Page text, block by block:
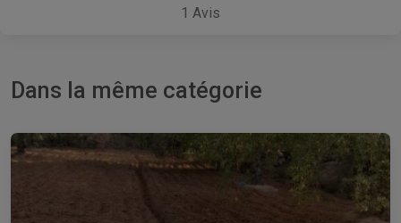
1 Avis
Dans la même catégorie